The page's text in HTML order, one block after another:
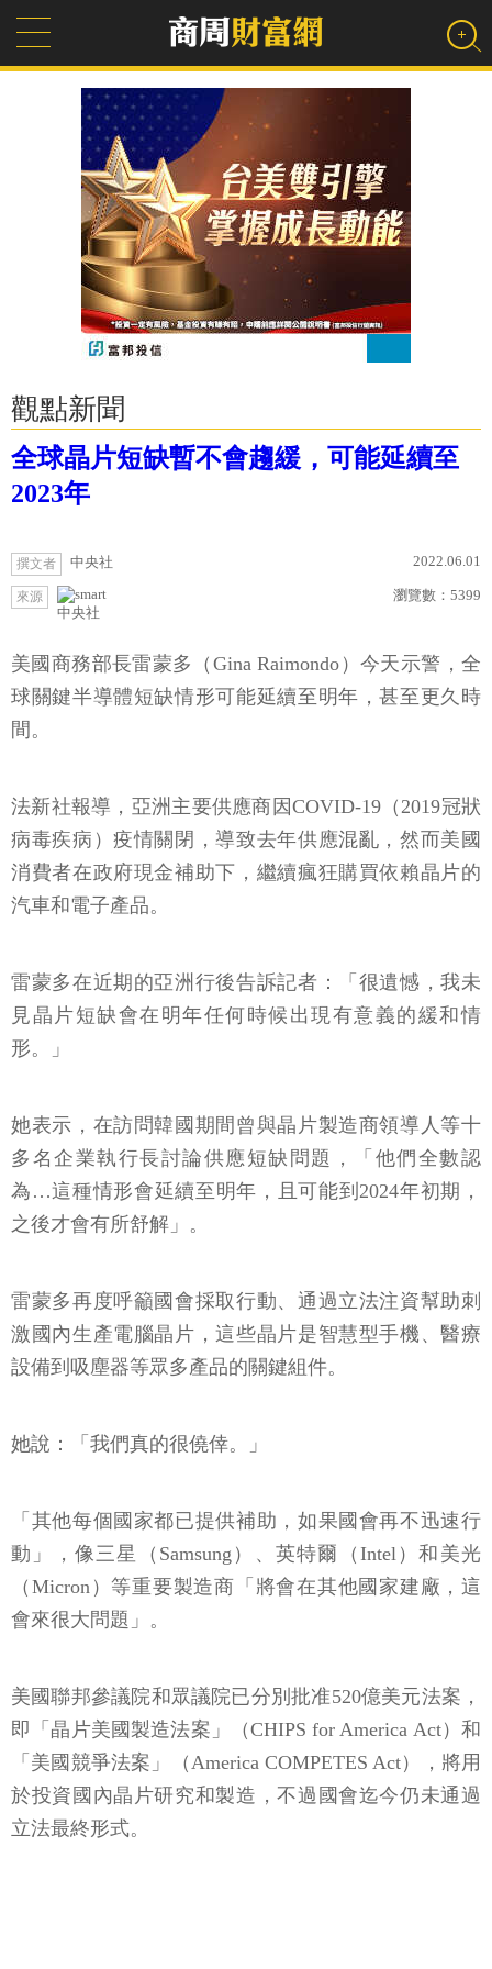
觀點新聞
全球晶片短缺暫不會趨緩，可能延續至
2023年
撰文者 中央社 2022.06.01
來源
中央社
瀏覽數： 5399
美國商務部長雷蒙多（Gina Raimondo）今天示警，全
球關鍵半導體短缺情形可能延續至明年，甚至更久時
間。
法新社報導，亞洲主要供應商因COVID-19（2019冠狀
病毒疾病）疫情關閉，導致去年供應混亂，然而美國
消費者在政府現金補助下，繼續瘋狂購買依賴晶片的
汽車和電子產品。
雷蒙多在近期的亞洲行後告訴記者：「很遺憾，我未
見晶片短缺會在明年任何時候出現有意義的緩和情
形。」
她表示，在訪問韓國期間曾與晶片製造商領導人等十
多名企業執行長討論供應短缺問題，「他們全數認
為…這種情形會延續至明年，且可能到2024年初期，
之後才會有所舒解」。
雷蒙多再度呼籲國會採取行動、通過立法注資幫助刺
激國內生產電腦晶片，這些晶片是智慧型手機、醫療
設備到吸塵器等眾多產品的關鍵組件。
她說：「我們真的很僥倖。」
「其他每個國家都已提供補助，如果國會再不迅速行
動」，像三星（Samsung）、英特爾（Intel）和美光
（Micron）等重要製造商「將會在其他國家建廠，這
會來很大問題」。
美國聯邦參議院和眾議院已分別批准520億美元法案，
即「晶片美國製造法案」（CHIPS for America Act）和
「美國競爭法案」（America COMPETES Act），將用
於投資國內晶片研究和製造，不過國會迄今仍未通過
立法最終形式。